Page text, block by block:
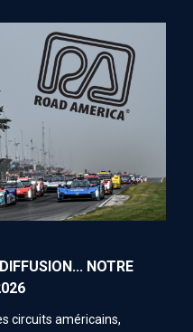
NOTRE
circuits américains,